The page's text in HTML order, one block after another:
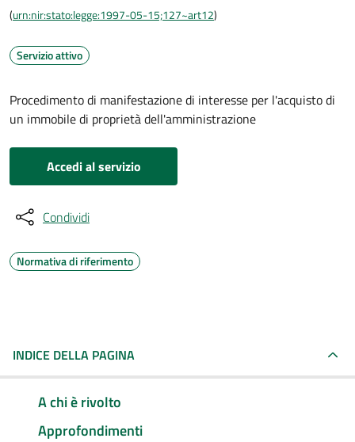
(urn:nir:stato:legge:1997-05-15;127~art12)
Servizio attivo
Procedimento di manifestazione di interesse per l'acquisto di
un immobile di proprietà dell'amministrazione
Accedi al servizio
Condividi
Normativa di riferimento
INDICE DELLA PAGINA
A chi è rivolto
Approfondimenti